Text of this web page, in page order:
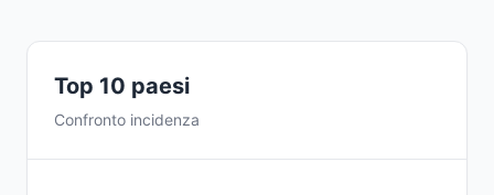
Top 10 paesi
Confronto incidenza